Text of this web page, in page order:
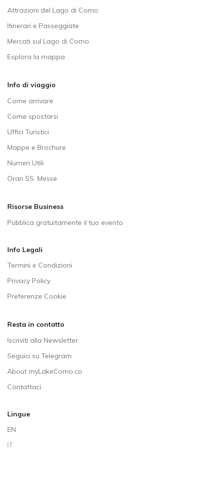
Attrazioni del Lago di Como
Itinerari e Passeggiate
Mercati sul Lago di Como
Esplora la mappa
Info di viaggio
Come arrivare
Come spostarsi
Uffici Turistici
Mappe e Brochure
Numeri Utili
Orari SS. Messe
Risorse Business
Pubblica gratuitamente il tuo evento
Info Legali
Termini e Condizioni
Privacy Policy
Preferenze Cookie
Resta in contatto
Iscriviti alla Newsletter
Seguici su Telegram
About myLakeComo.co
Contattaci
Lingue
EN
IT